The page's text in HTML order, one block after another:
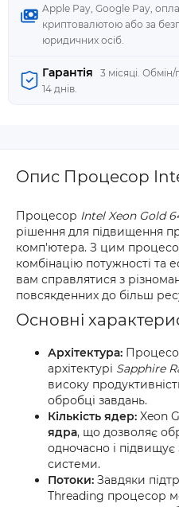
Apple Pay, Google Pay,
криптовалютою або за
юридичних осіб.
Гарантія
3 місяці.
14 днів.
Опис Процесор
Процесор Intel Xeon Gold
рішення для підвищення
комп'ютера. З цим
комбінацію потужності та
вам справлятися з
повсякденних до більш
Основні
Архітектура:
архітектурі Sapphire
високу
обробці завдань.
Кількість ядер: Xeon
ядра, що дозволяє
одночасно і підвищує
системи.
Потоки: Завдяки
Threading процесор